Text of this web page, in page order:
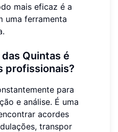
mais eficaz é a
uma ferramenta
Quintas é
profissionais?
para
e análise. É uma
acordes
transpor